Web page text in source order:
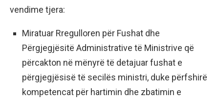
vendime tjera:
Miratuar Rregulloren për Fushat dhe
Përgjegjësitë Administrative të Ministrive që
përcakton në mënyrë të detajuar fushat e
përgjegjësisë të secilës ministri, duke përfshirë
kompetencat për hartimin dhe zbatimin e